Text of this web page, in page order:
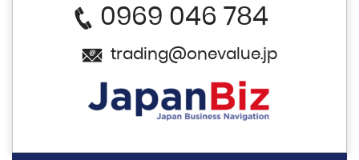
0969 046 784
trading@onevalue.jp